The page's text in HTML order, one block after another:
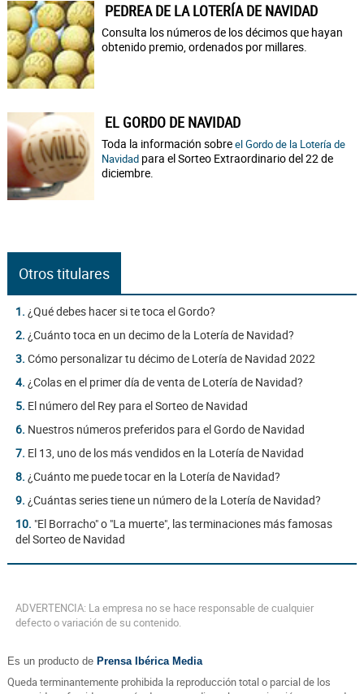
PEDREA DE LA LOTERÍA DE NAVIDAD
Consulta los números de los décimos que hayan
obtenido premio, ordenados por millares.
EL GORDO DE NAVIDAD
Toda la información sobreel Gordo de la Lotería de
Navidad para el Sorteo Extraordinario del 22 de
diciembre.
Otros titulares
1. ¿Qué debes hacer si te toca el Gordo?
2. ¿Cuánto toca en un decimo de la Lotería de Navidad?
3. Cómo personalizar tu décimo de Lotería de Navidad 2022
4. ¿Colas en el primer día de venta de Lotería de Navidad?
5. El número del Rey para el Sorteo de Navidad
6. Nuestros números preferidos para el Gordo de Navidad
7. El 13, uno de los más vendidos en la Lotería de Navidad
8. ¿Cuánto me puede tocar en la Lotería de Navidad?
9. ¿Cuántas series tiene un número de la Lotería de Navidad?
10. "El Borracho" o "La muerte", las terminaciones más famosas
del Sorteo de Navidad
ADVERTENCIA: La empresa no se hace responsable de cualquier
defecto o variación de su contenido.
Es un producto de Prensa Ibérica Media
Queda terminantemente prohibida la reproducción total o parcial de los